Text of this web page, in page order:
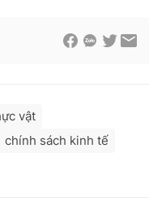
vật
chính sách kinh tế